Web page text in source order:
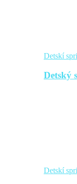
Detskí
Detský
Detskí